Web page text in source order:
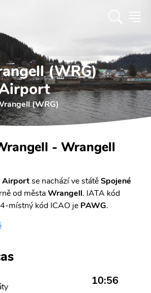
(WRG)
(WRG)
- Wrangell
Airportse nachází ve státěSpojené
od městaWrangell. IATA kód
místný kód ICAO je PAWG.
10:56